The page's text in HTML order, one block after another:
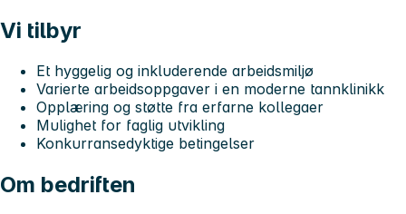
Vi tilbyr
Et hyggelig og inkluderende arbeidsmiljø
Varierte arbeidsoppgaver i en moderne tannklinikk
Opplæring og støtte fra erfarne kollegaer
Mulighet for faglig utvikling
Konkurransedyktige betingelser
Om bedriften